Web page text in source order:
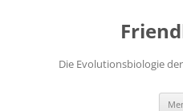
Die Evolutionsbiologie